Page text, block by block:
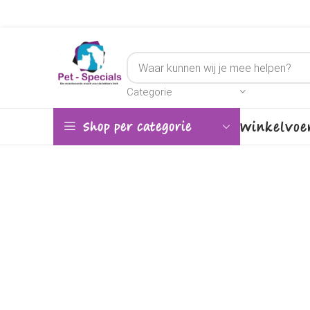
Categorie
Shop per categorie Winkel